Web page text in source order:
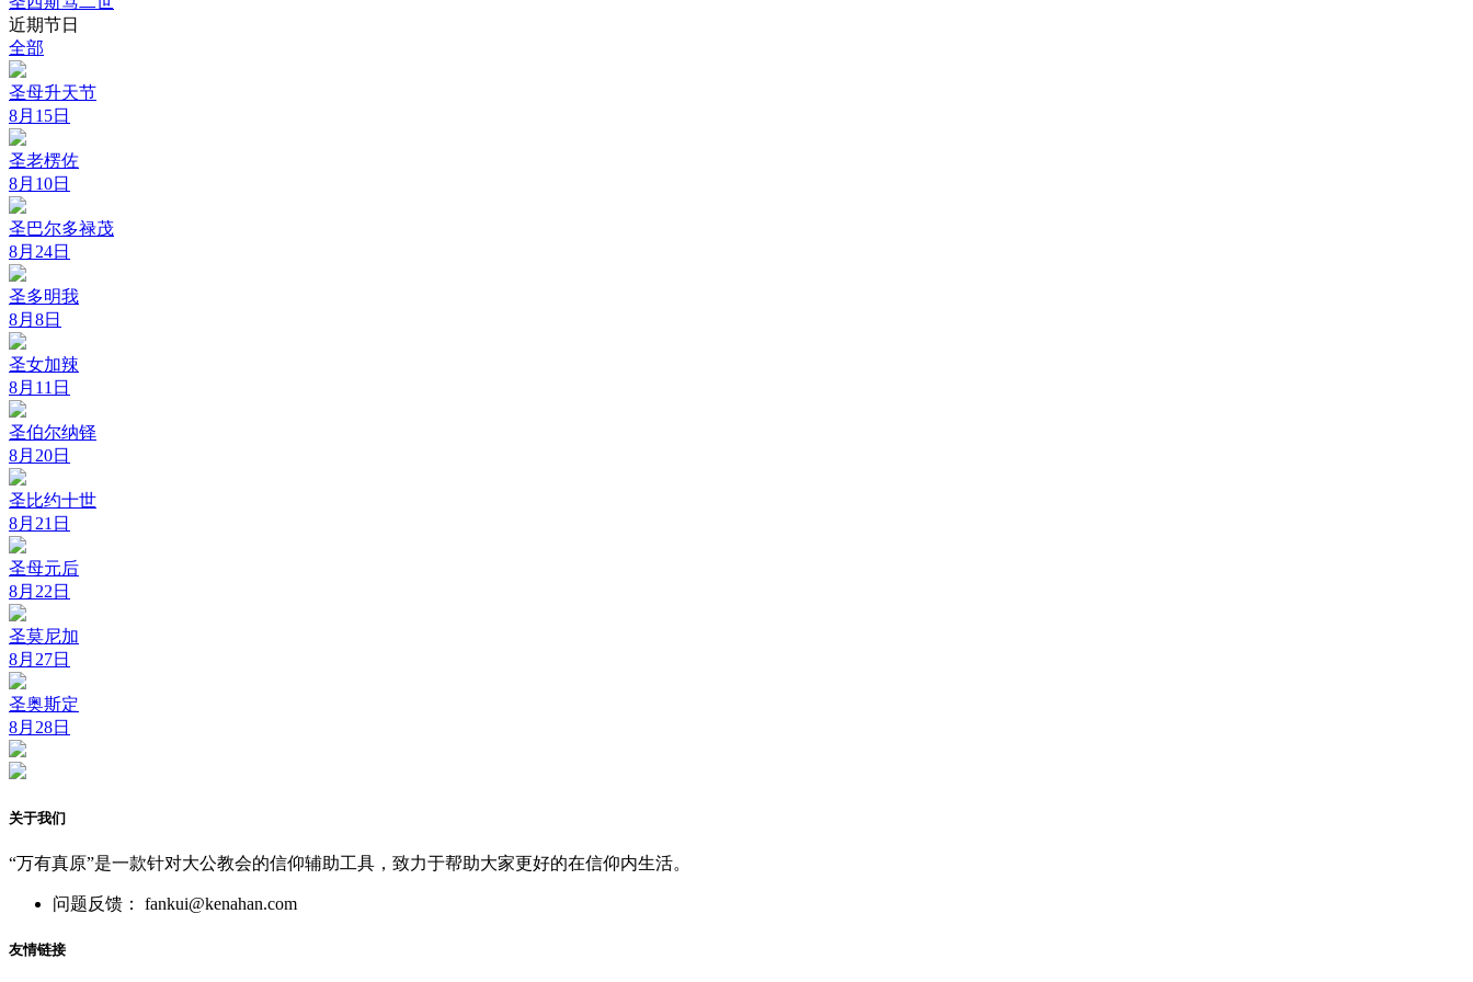
近期节日
全部
圣母升天节
8月15日
圣老楞佐
8月10日
圣巴尔多禄茂
8月24日
圣多明我
8月8日
圣女加辣
8月11日
圣伯尔纳铎
8月20日
圣比约十世
8月21日
圣母元后
8月22日
圣莫尼加
8月27日
圣奥斯定
8月28日
关于我们
“万有真原”是一款针对大公教会的信仰辅助工具，致力于帮助大家更好的在信仰内生活。
问题反馈： fankui@kenahan.com
友情链接